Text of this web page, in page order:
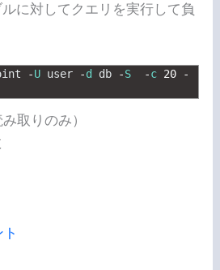
に対してクエリを実行して負
-U user -d db -S -c 20
-
取りのみ）